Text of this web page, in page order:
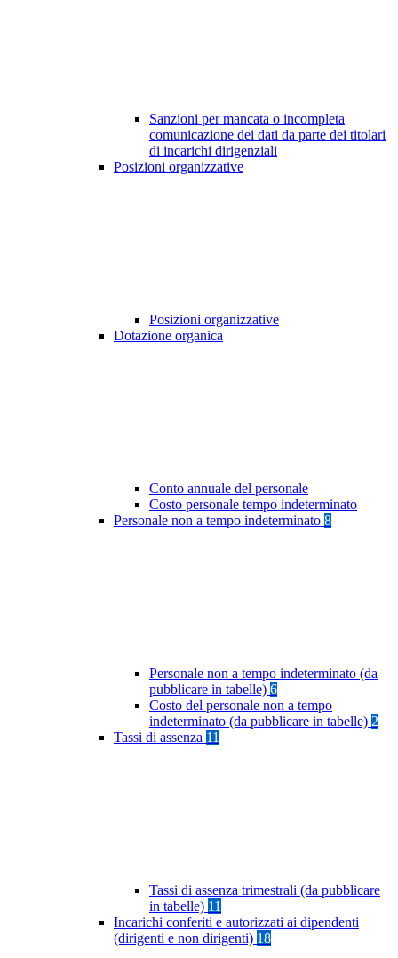
Sanzioni per mancata o incompleta
comunicazione dei dati da parte dei titolari
di incarichi dirigenziali
Posizioni organizzative
Posizioni organizzative
Dotazione organica
Conto annuale del personale
Costo personale tempo indeterminato
Personale non a tempo indeterminato 8
Personale non a tempo indeterminato (da
pubblicare in tabelle) 6
Costo del personale non a tempo
indeterminato (da pubblicare in tabelle) 2
Tassi di assenza 11
Tassi di assenza trimestrali (da pubblicare
in tabelle) 11
Incarichi conferiti e autorizzati ai dipendenti
(dirigenti e non dirigenti) 18